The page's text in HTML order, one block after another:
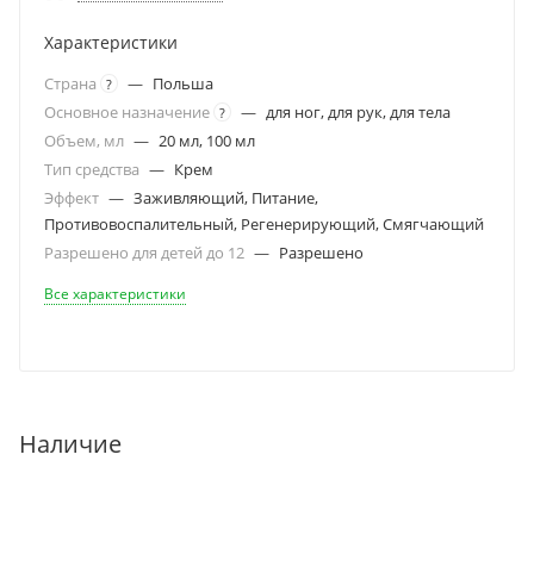
Характеристики
Страна ? — Польша
Основное назначение ? — для ног, для рук, для тела
Объем, мл — 20 мл, 100 мл
Тип средства — Крем
Эффект — Заживляющий, Питание,
Противовоспалительный, Регенерирующий, Смягчающий
Разрешено для детей до 12 — Разрешено
Все характеристики
Наличие